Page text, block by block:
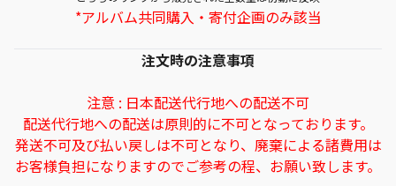
*アルバム共同購入・寄付企画のみ該当
注文時の注意事項
注意 : 日本配送代行地への配送不可
配送代行地への配送は原則的に不可となっております。
発送不可及び払い戻しは不可となり、廃棄による諸費用は
お客様負担になりますのでご参考の程、お願い致します。